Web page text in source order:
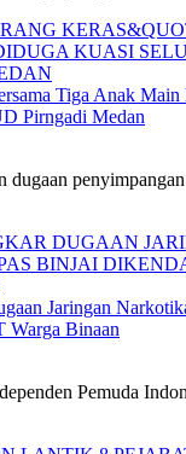
Tiga Anak
Pirngadi Medan
Jaringan
Warga Binaan
Pemuda